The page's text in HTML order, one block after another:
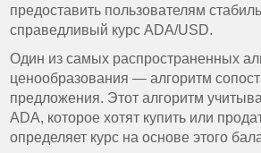
предоставить пользователям
справедливый курс ADA/USD.
Один из самых распространенных
ценообразования — алгоритм
предложения. Этот алгоритм
ADA, которое хотят купить или
определяет курс на основе этого